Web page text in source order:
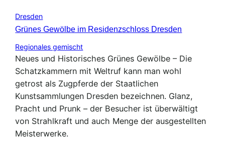
Dresden
Grünes Gewölbe im Residenzschloss Dresden
Regionales gemischt
Neues und Historisches Grünes Gewölbe – Die
Schatzkammern mit Weltruf kann man wohl
getrost als Zugpferde der Staatlichen
Kunstsammlungen Dresden bezeichnen. Glanz,
Pracht und Prunk – der Besucher ist überwältigt
von Strahlkraft und auch Menge der ausgestellten
Meisterwerke.